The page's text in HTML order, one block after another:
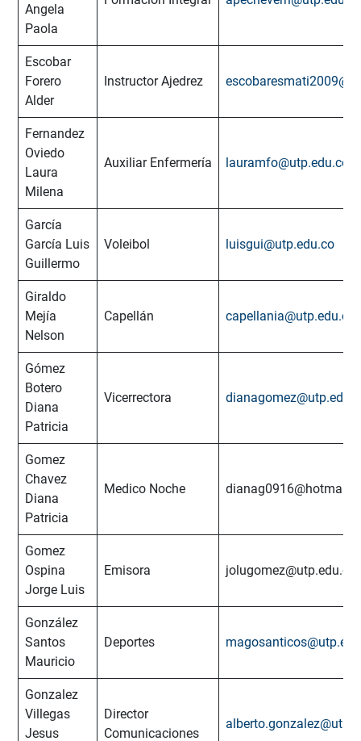
Angela
Paola
Escobar
Forero
Alder
Instructor Ajedrez
Fernandez
Oviedo
Laura
Milena
Auxiliar Enfermería lauramfo@utp.edu.co
García
García Luis
Guillermo
Voleibol luisgui@utp.edu.co
Giraldo
Mejía
Nelson
Capellán capellania@utp.edu.co
Gómez
Botero
Diana
Patricia
Vicerrectora
Gomez
Chavez
Diana
Patricia
Medico Noche
Gomez
Ospina
Jorge Luis
Emisora jolugomez@utp.edu.co
González
Santos
Mauricio
Deportes
Gonzalez
Villegas
Jesus
Director
Comunicaciones